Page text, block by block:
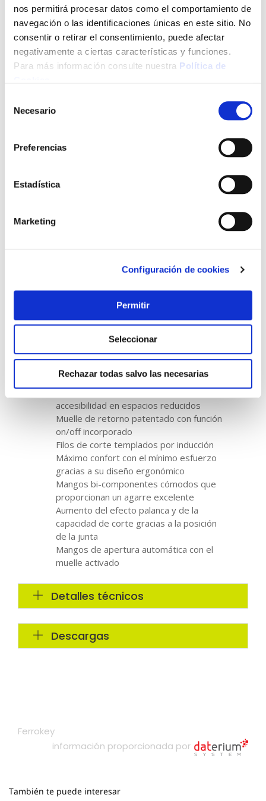
nos permitirá procesar datos como el comportamiento de
navegación o las identificaciones únicas en este sitio. No
consentir o retirar el consentimiento, puede afectar
negativamente a ciertas características y funciones.
Para más información consulte nuestra Política de
Necesario
Preferencias
Estadística
Marketing
Configuración de cookies
Permitir
Seleccionar
Rechazar todas salvo las necesarias
También te puede interesar